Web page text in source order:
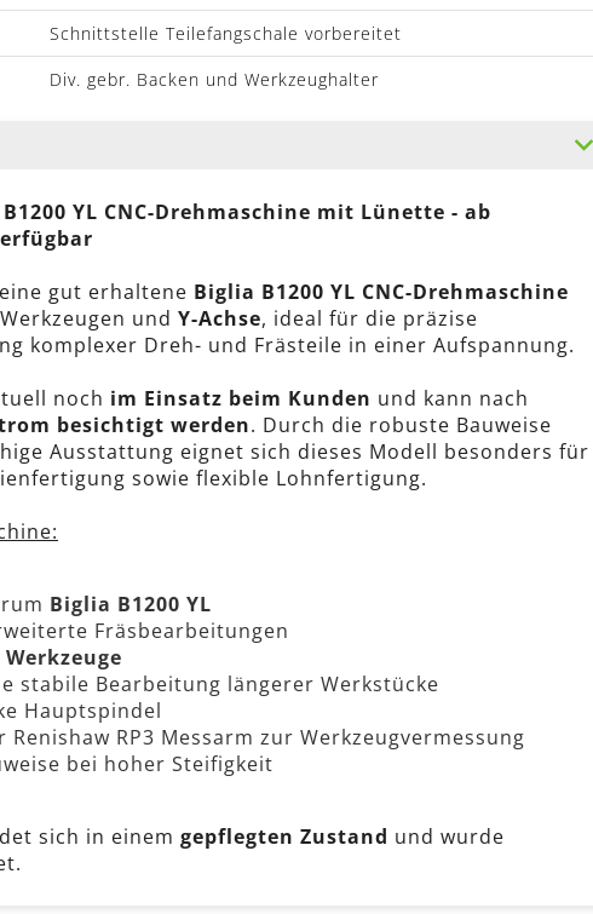
Schnittstelle Teilefangschale vorbereitet
Div. gebr. Backen und Werkzeughalter
YL CNC-Drehmaschine mit Lünette - ab
gut erhaltene Biglia B1200 YL CNC-Drehmaschine
und Y-Achse, ideal für die präzise
komplexer Dreh- und Frästeile in einer Aufspannung.
noch im Einsatz beim Kunden und kann nach
besichtigt werden. Durch die robuste Bauweise
Ausstattung eignet sich dieses Modell besonders für
sowie flexible Lohnfertigung.
Biglia B1200 YL
Fräsbearbeitungen
stabile Bearbeitung längerer Werkstücke
Hauptspindel
RP3 Messarm zur Werkzeugvermessung
bei hoher Steifigkeit
sich in einem gepflegten Zustand und wurde